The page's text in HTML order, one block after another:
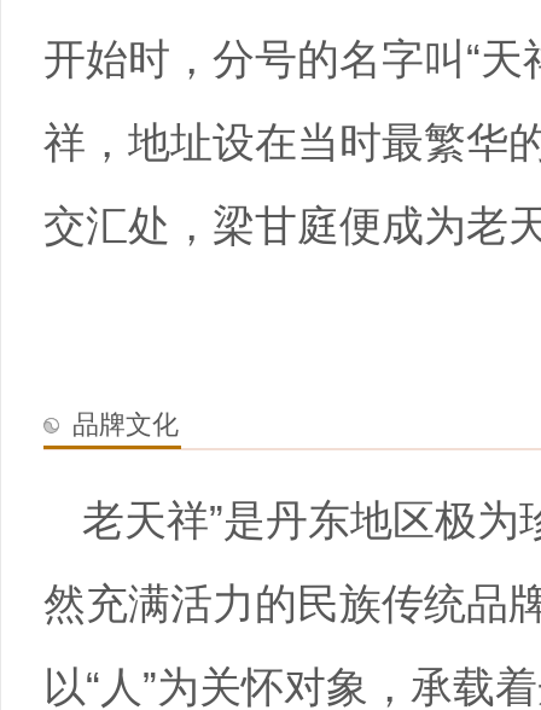
开始时，分号的名字叫“
祥，地址设在当时最繁华
交汇处，梁甘庭便成为老
品牌文化
老天祥”是丹东地区极
然充满活力的民族传统品
以“人”为关怀对象，承载